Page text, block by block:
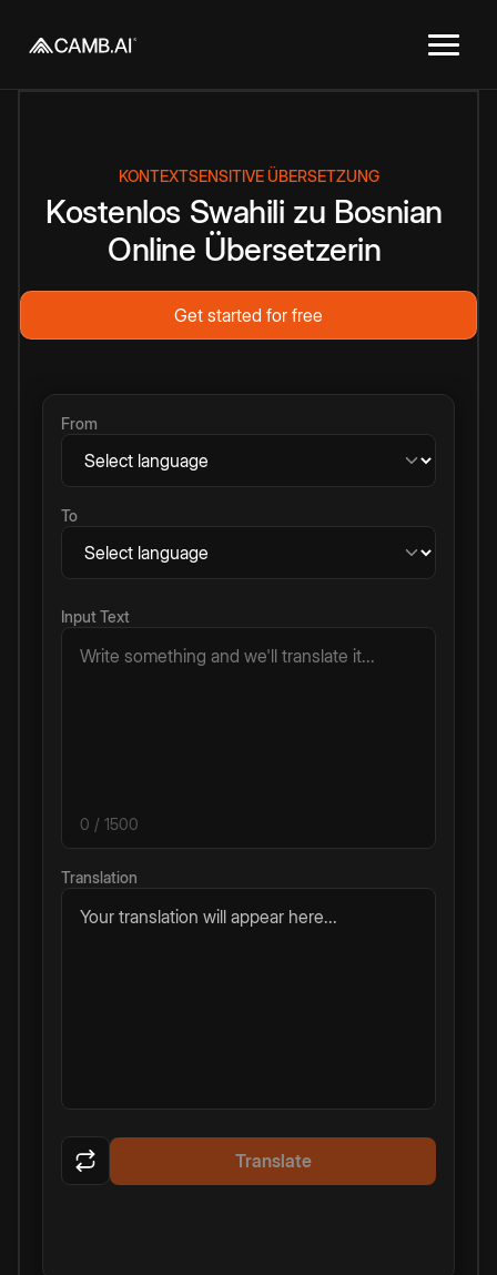
KONTEXTSENSITIVE ÜBERSETZUNG
Kostenlos Swahili zu Bosnian
Online Übersetzerin
Get started for free
From
To
Input Text
0 / 1500
Translation
Your translation will appear here...
Translate